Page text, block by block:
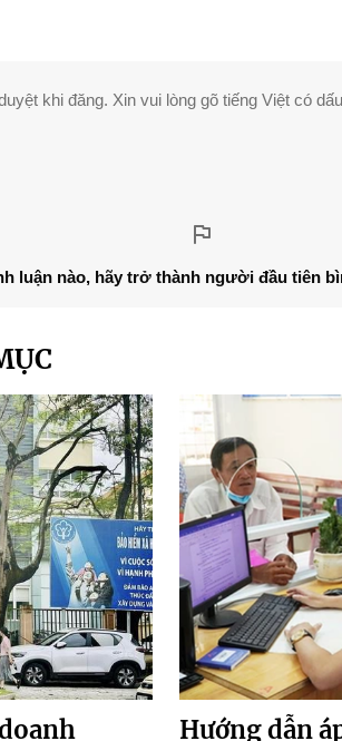
khi đăng. Xin vui lòng gõ tiếng Việt có
luận nào, hãy trở thành người đầu tiên
Hướng dẫn